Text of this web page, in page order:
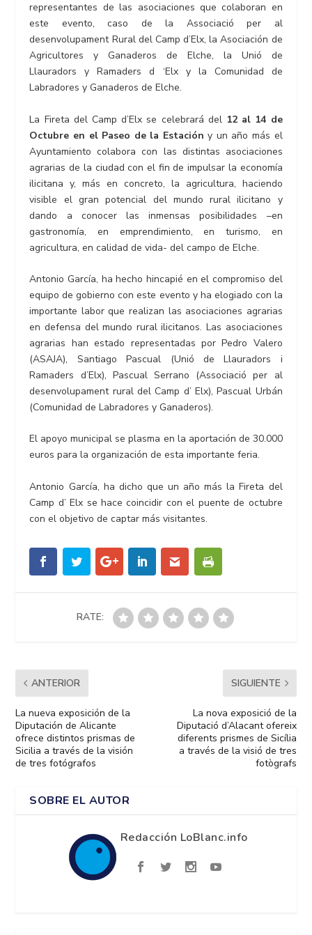
representantes de las asociaciones que colaboran en
este evento, caso de la Associació per al
desenvolupament Rural del Camp d’Elx, la Asociación de
Agricultores y Ganaderos de Elche, la Unió de
Llauradors y Ramaders d ‘Elx y la Comunidad de
Labradores y Ganaderos de Elche.
La Fireta del Camp d’Elx se celebrará del 12 al 14 de
Octubre en el Paseo de la Estación y un año más el
Ayuntamiento colabora con las distintas asociaciones
agrarias de la ciudad con el fin de impulsar la economía
ilicitana y, más en concreto, la agricultura, haciendo
visible el gran potencial del mundo rural ilicitano y
dando a conocer las inmensas posibilidades –en
gastronomía, en emprendimiento, en turismo, en
agricultura, en calidad de vida- del campo de Elche.
Antonio García, ha hecho hincapié en el compromiso del
equipo de gobierno con este evento y ha elogiado con la
importante labor que realizan las asociaciones agrarias
en defensa del mundo rural ilicitanos. Las asociaciones
agrarias han estado representadas por Pedro Valero
(ASAJA), Santiago Pascual (Unió de Llauradors i
Ramaders d’Elx), Pascual Serrano (Associació per al
desenvolupament rural del Camp d’ Elx), Pascual Urbán
(Comunidad de Labradores y Ganaderos).
El apoyo municipal se plasma en la aportación de 30.000
euros para la organización de esta importante feria.
Antonio García, ha dicho que un año más la Fireta del
Camp d’ Elx se hace coincidir con el puente de octubre
con el objetivo de captar más visitantes.
RATE:
ANTERIOR
La nueva exposición de la
Diputación de Alicante
ofrece distintos prismas de
Sicilia a través de la visión
de tres fotógrafos
SIGUIENTE
La nova exposició de la
Diputació d’Alacant ofereix
diferents prismes de Sicília
a través de la visió de tres
fotògrafs
SOBRE EL AUTOR
Redacción LoBlanc.info